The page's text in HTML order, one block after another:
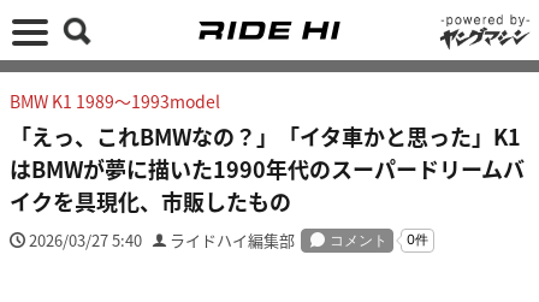
BMW K1 1989～1993model
「えっ、これBMWなの？」「イタ車かと思った」K1
はBMWが夢に描いた1990年代のスーパードリームバ
イクを具現化、市販したもの
2026/03/27 5:40 ライドハイ編集部